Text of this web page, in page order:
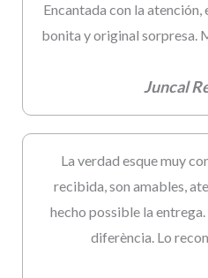
Encantada con la
bonita y original sorpresa.
Juncal
La verdad esque muy
recibida, son amables,
hecho possible la
diferència. Lo